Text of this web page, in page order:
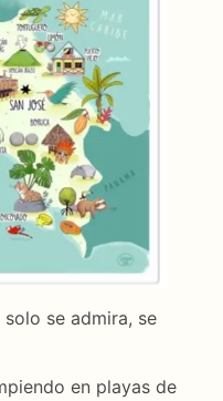
se admira, se
en playas de